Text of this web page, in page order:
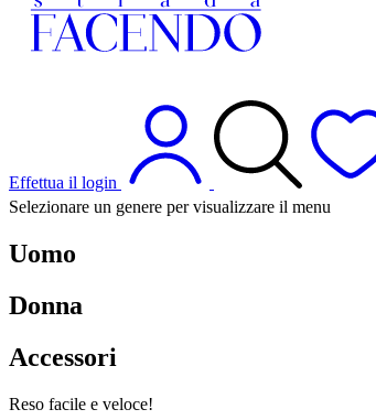
Effettua il login
Selezionare un genere per visualizzare il menu
Uomo
Donna
Accessori
Reso facile e veloce!